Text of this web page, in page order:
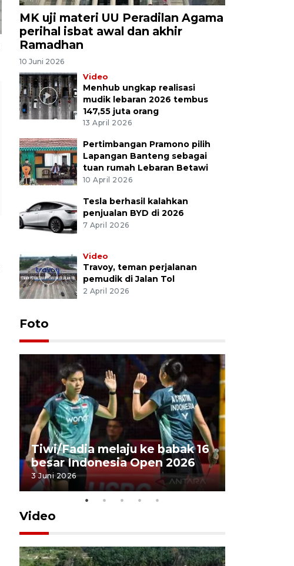
MK uji materi UU Peradilan Agama
perihal isbat awal dan akhir
Ramadhan
10 Juni 2026
Video
Menhub ungkap realisasi
mudik lebaran 2026 tembus
147,55 juta orang
13 April 2026
Pertimbangan Pramono pilih
Lapangan Banteng sebagai
tuan rumah Lebaran Betawi
10 April 2026
Tesla berhasil kalahkan
penjualan BYD di 2026
7 April 2026
Video
Travoy, teman perjalanan
pemudik di Jalan Tol
2 April 2026
Foto
Tiwi/Fadia melaju ke babak 16
besar Indonesia Open 2026
3 Juni 2026
Video